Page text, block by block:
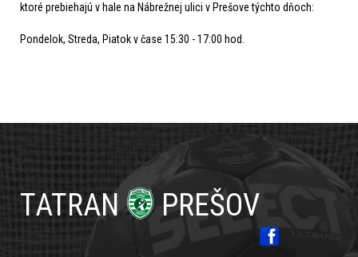
ktoré prebiehajú v hale na Nábrežnej ulici v Prešove týchto dňoch:
Pondelok, Streda, Piatok v čase 15:30 - 17:00 hod.
TATRAN PREŠOV